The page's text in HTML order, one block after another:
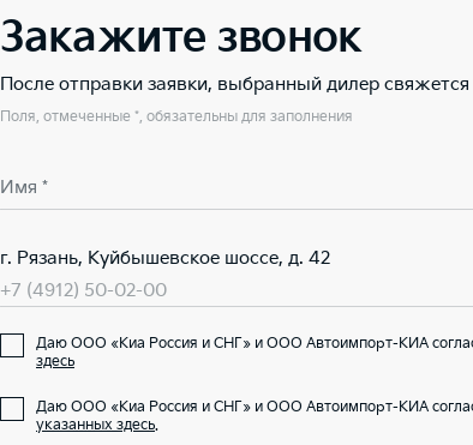
Закажите звонок
После отправки заявки, выбранный дилер
Поля, отмеченные *, обязательны для заполнения
Имя *
г. Рязань, Куйбышевское шоссе, д. 42
+7 (4912) 50-02-00
Даю ООО «Киа Россия и СНГ» и ООО Автоимпорт-КИА
здесь
Даю ООО «Киа Россия и СНГ» и ООО Автоимпорт-КИА
указанных здесь.